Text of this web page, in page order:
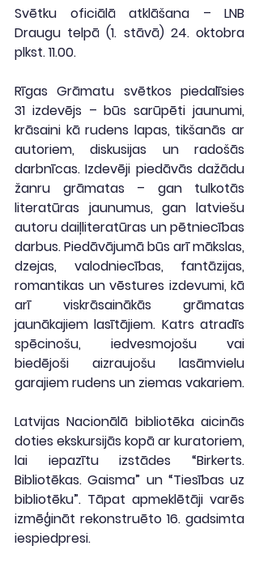
Svētku oficiālā atklāšana – LNB
Draugu telpā (1. stāvā) 24. oktobra
plkst. 11.00.
Rīgas Grāmatu svētkos piedalīsies
31 izdevējs – būs sarūpēti jaunumi,
krāsaini kā rudens lapas, tikšanās ar
autoriem, diskusijas un radošās
darbnīcas. Izdevēji piedāvās dažādu
žanru grāmatas – gan tulkotās
literatūras jaunumus, gan latviešu
autoru daiļliteratūras un pētniecības
darbus. Piedāvājumā būs arī mākslas,
dzejas, valodniecības, fantāzijas,
romantikas un vēstures izdevumi, kā
arī viskrāsainākās grāmatas
jaunākajiem lasītājiem. Katrs atradīs
spēcinošu, iedvesmojošu vai
biedējoši aizraujošu lasāmvielu
garajiem rudens un ziemas vakariem.
Latvijas Nacionālā bibliotēka aicinās
doties ekskursijās kopā ar kuratoriem,
lai iepazītu izstādes “Birkerts.
Bibliotēkas. Gaisma” un “Tiesības uz
bibliotēku”. Tāpat apmeklētāji varēs
izmēģināt rekonstruēto 16. gadsimta
iespiedpresi.